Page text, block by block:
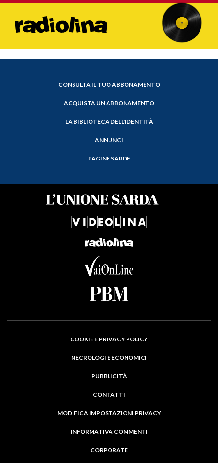
CONSULTA IL TUO ABBONAMENTO
ACQUISTA UN ABBONAMENTO
LA BIBLIOTECA DELL'IDENTITÀ
ANNUNCI
PAGINE SARDE
COOKIE E PRIVACY POLICY
NECROLOGI E ECONOMICI
PUBBLICITÀ
CONTATTI
MODIFICA IMPOSTAZIONI PRIVACY
INFORMATIVA COMMENTI
CORPORATE